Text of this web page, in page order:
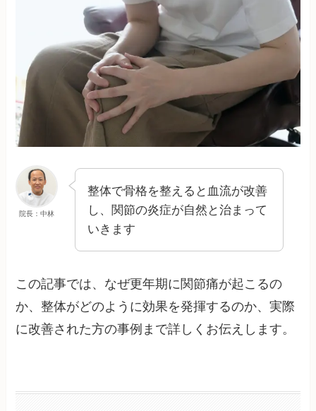
院長：中林
整体で骨格を整えると血流が改善
し、関節の炎症が自然と治まって
いきます
この記事では、なぜ更年期に関節痛が起こるの
か、整体がどのように効果を発揮するのか、実際
に改善された方の事例まで詳しくお伝えします。